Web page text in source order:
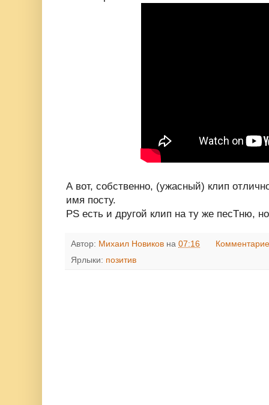
А вот, собственно, (ужасный) клип
имя посту.
PS есть и другой клип на ту же песТню,
Автор: Михаил Новиков на 07:16
Ярлыки: позитив